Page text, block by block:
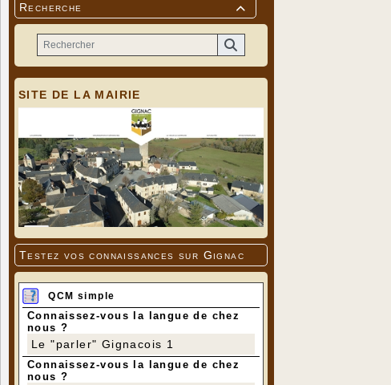

Recherche
SITE DE LA MAIRIE
Testez vos connaissances sur Gignac
QCM simple
Connaissez-vous la langue de chez
nous ?
Le "parler" Gignacois 1
Connaissez-vous la langue de chez
nous ?